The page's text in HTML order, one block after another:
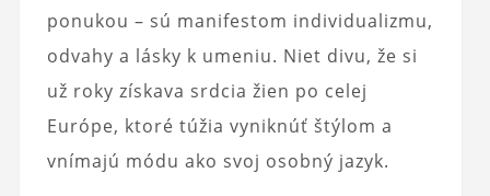
ponukou – sú manifestom individualizmu,
odvahy a lásky k umeniu. Niet divu, že si
už roky získava srdcia žien po celej
Európe, ktoré túžia vyniknúť štýlom a
vnímajú módu ako svoj osobný jazyk.